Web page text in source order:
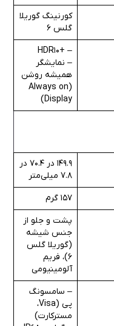
کورنینگ گوریلا
گلس 6
– +HDR10
– نمایشگر
همیشه روشن
(Always on
Display)
149.9 در 70.4 در
7.8 میلی‌متر
157 گرم
پشت و جلو از
جنس شیشه
(گوریلا گلس
6)، فریم
آلومینیومی
– سامسونگ
پی (Visa،
مسترکارت)